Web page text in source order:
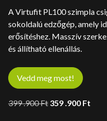
A Virtufit PL100 szimpla
sokoldalú edzőgép, amely
erősítéshez. Masszív
és állítható ellenállás.
Vedd meg most!
399 .900Ft Original
359 .900 Ft